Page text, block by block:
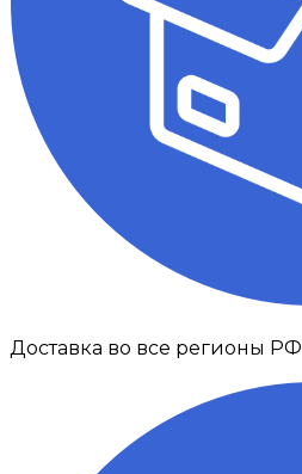
Доставка во все регионы РФ